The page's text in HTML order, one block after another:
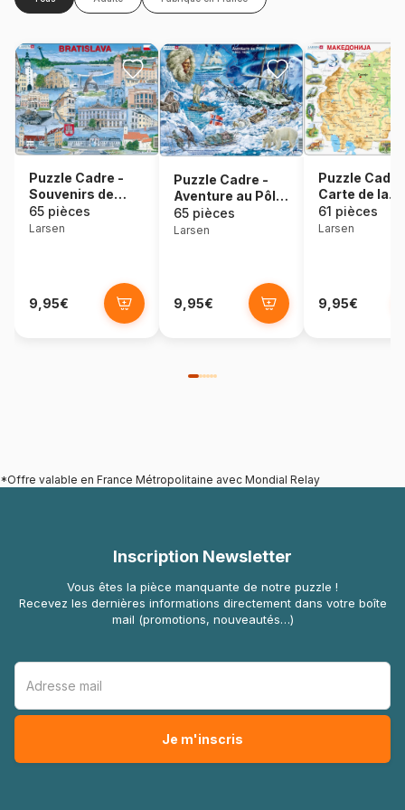
Puzzle Cadre -
Souvenirs de
Bratislava,
Slovaquie (en
65 pièces
Larsen
9,95€
Puzzle Cadre -
Aventure au Pôle
Nord (en
Français)
65 pièces
Larsen
9,95€
Puzzle
Carte de la
Macédoine
61 pièces
Larsen
9,95€
*Offre valable en France Métropolitaine avec Mondial Relay
Inscription Newsletter
Vous êtes la pièce manquante de notre puzzle !
Recevez les dernières informations directement dans votre boîte
mail (promotions, nouveautés…)